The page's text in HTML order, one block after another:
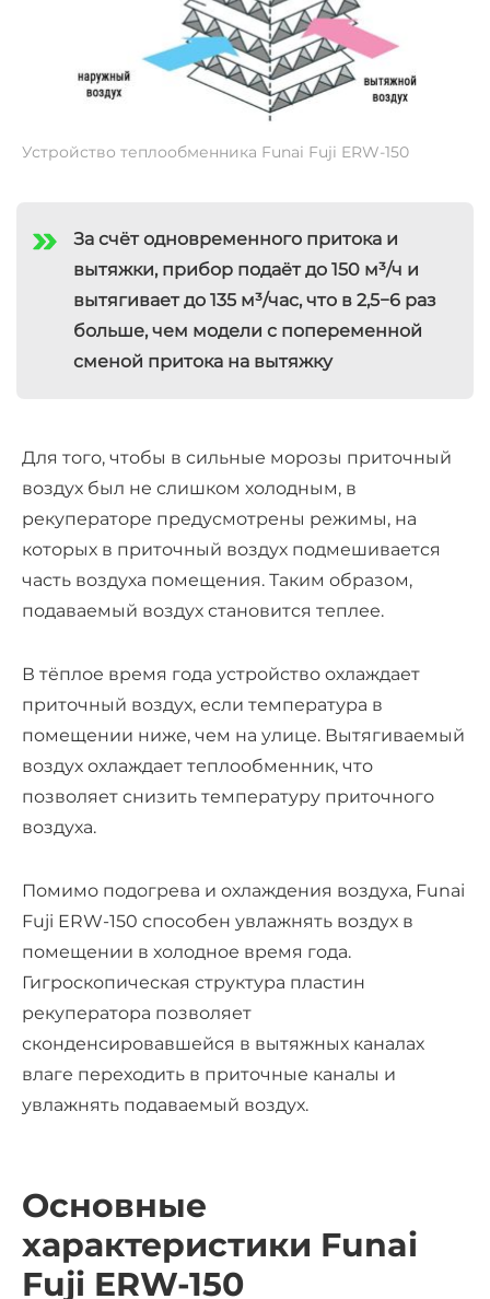
Устройство теплообменника Funai Fuji ERW-150
За счёт одновременного притока и
вытяжки, прибор подаёт до 150 м³/ч и
вытягивает до 135 м³/час, что в 2,5−6 раз
больше, чем модели с попеременной
сменой притока на вытяжку
Для того, чтобы в сильные морозы приточный
воздух был не слишком холодным, в
рекуператоре предусмотрены режимы, на
которых в приточный воздух подмешивается
часть воздуха помещения. Таким образом,
подаваемый воздух становится теплее.
В тёплое время года устройство охлаждает
приточный воздух, если температура в
помещении ниже, чем на улице. Вытягиваемый
воздух охлаждает теплообменник, что
позволяет снизить температуру приточного
воздуха.
Помимо подогрева и охлаждения воздуха, Funai
Fuji ERW-150 способен увлажнять воздух в
помещении в холодное время года.
Гигроскопическая структура пластин
рекуператора позволяет
сконденсировавшейся в вытяжных каналах
влаге переходить в приточные каналы и
увлажнять подаваемый воздух.
Основные
характеристики Funai
Fuji ERW-150